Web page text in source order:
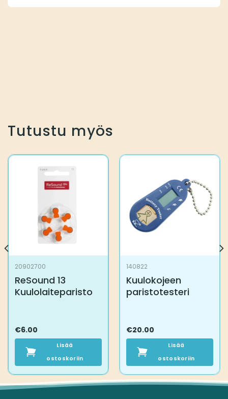
Tutustu myös
20902700
ReSound 13
Kuulolaiteparisto
€6.00
Lisää
ostoskoriin
140822
Kuulokojeen
paristotesteri
€20.00
Lisää
ostoskoriin